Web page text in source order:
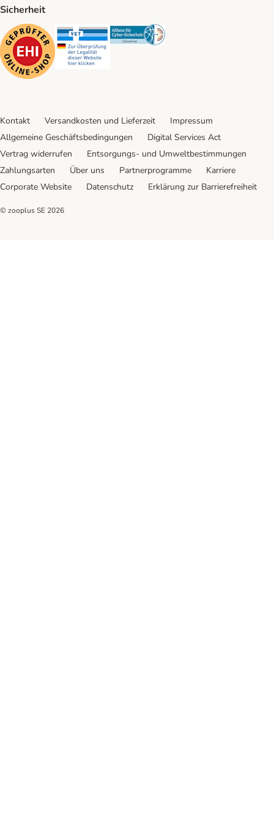
Sicherheit
Security Security Security
Kontakt Versandkosten und Lieferzeit
Impressum
Allgemeine Geschäftsbedingungen
Digital Services Act
Vertrag widerrufen
Entsorgungs- und Umweltbestimmungen
Zahlungsarten
Über uns Partnerprogramme
Karriere
Corporate Website
Datenschutz Erklärung zur Barrierefreiheit
© zooplus SE 2026